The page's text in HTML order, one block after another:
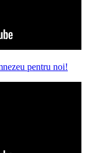
pentru noi!